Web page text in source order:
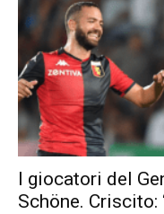
I giocatori del
Schöne. Criscito: